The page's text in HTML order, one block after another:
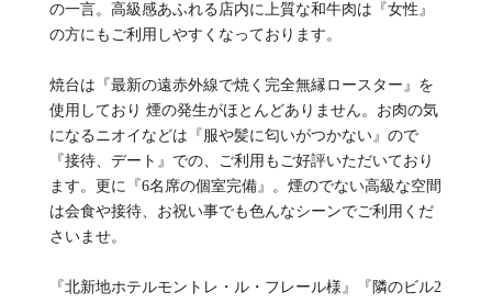
の一言。高級感あふれる店内に上質な和牛肉は『女性』
の方にもご利用しやすくなっております。
焼台は『最新の遠赤外線で焼く完全無縁ロースター』を
使用しており 煙の発生がほとんどありません。お肉の気
になるニオイなどは『服や髪に匂いがつかない』ので
『接待、デート』での、ご利用もご好評いただいており
ます。更に『6名席の個室完備』。煙のでない高級な空間
は会食や接待、お祝い事でも色んなシーンでご利用くだ
さいませ。
『北新地ホテルモントレ・ル・フレール様』『隣のビル2